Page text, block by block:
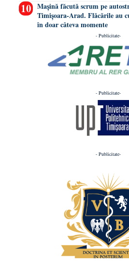
Mașină făcută scrum pe
Timișoara-Arad. Flăcările au
în doar câteva momente
- Publicitate-
- Publicitate-
- Publicitate-